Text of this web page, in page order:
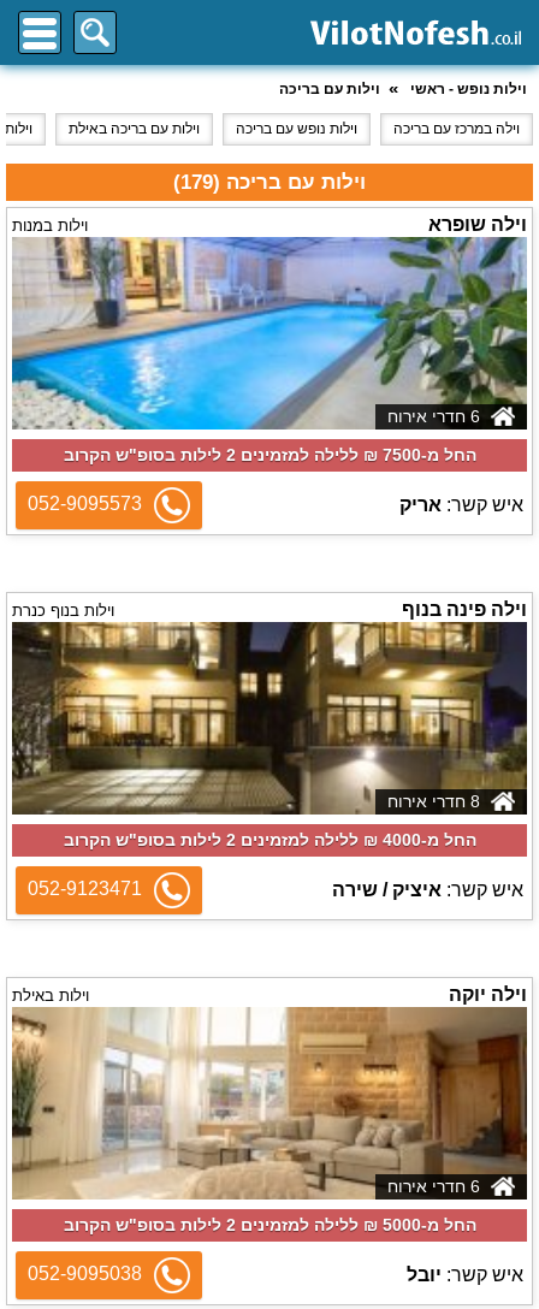
וילות נופש - ראשי וילות עם בריכה
וילה במרכז עם בריכה וילות נופש עם בריכה וילות עם בריכה באילת
וילות עם בריכה (179)
וילה שופרא וילות במנות
החל מ-‏7500 ₪ ללילה למזמינים 2 לילות בסופ"ש הקרוב
איש קשר: אריק 052-9095573
וילה פינה בנוף וילות בנוף כנרת
החל מ-‏4000 ₪ ללילה למזמינים 2 לילות בסופ"ש הקרוב
איש קשר: איציק / שירה 052-9123471
וילה יוקה וילות באילת
החל מ-‏5000 ₪ ללילה למזמינים 2 לילות בסופ"ש הקרוב
איש קשר: יובל 052-9095038